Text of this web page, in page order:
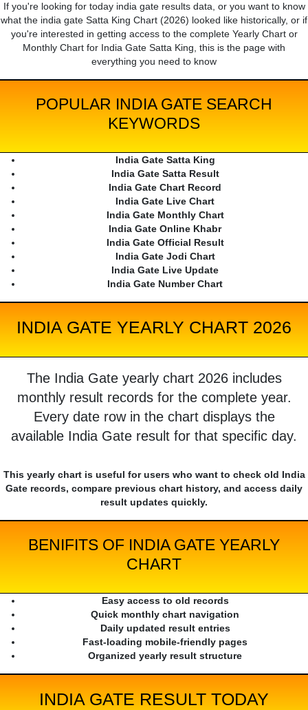
If you're looking for today india gate results data, or you want to know
what the india gate Satta King Chart (2026) looked like historically, or if
you're interested in getting access to the complete Yearly Chart or
Monthly Chart for India Gate Satta King, this is the page with
everything you need to know
POPULAR INDIA GATE SEARCH
KEYWORDS
India Gate Satta King
India Gate Satta Result
India Gate Chart Record
India Gate Live Chart
India Gate Monthly Chart
India Gate Online Khabr
India Gate Official Result
India Gate Jodi Chart
India Gate Live Update
India Gate Number Chart
INDIA GATE YEARLY CHART 2026
The India Gate yearly chart 2026 includes
monthly result records for the complete year.
Every date row in the chart displays the
available India Gate result for that specific day.
This yearly chart is useful for users who want to check old India
Gate records, compare previous chart history, and access daily
result updates quickly.
BENIFITS OF INDIA GATE YEARLY
CHART
Easy access to old records
Quick monthly chart navigation
Daily updated result entries
Fast-loading mobile-friendly pages
Organized yearly result structure
INDIA GATE RESULT TODAY